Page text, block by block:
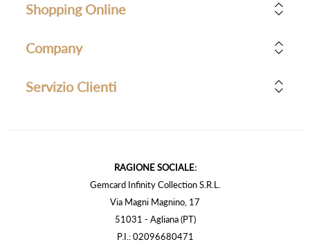
Shopping Online
Company
Servizio Clienti
RAGIONE SOCIALE:
Gemcard Infinity Collection S.R.L.
Via Magni Magnino, 17
51031 - Agliana (PT)
P.I.: 02096680471